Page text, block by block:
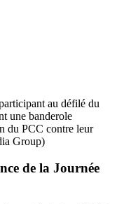
au défilé du
une banderole
du PCC contre leur
Group)
de la Journée